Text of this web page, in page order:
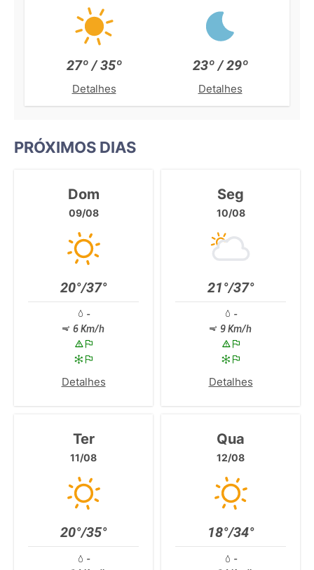
27º / 35º
Detalhes
23º / 29º
Detalhes
PRÓXIMOS DIAS
Dom
09/08
20°/37°
-
6 Km/h
Detalhes
Seg
10/08
21°/37°
-
9 Km/h
Detalhes
Ter
11/08
20°/35°
-
Qua
12/08
18°/34°
-